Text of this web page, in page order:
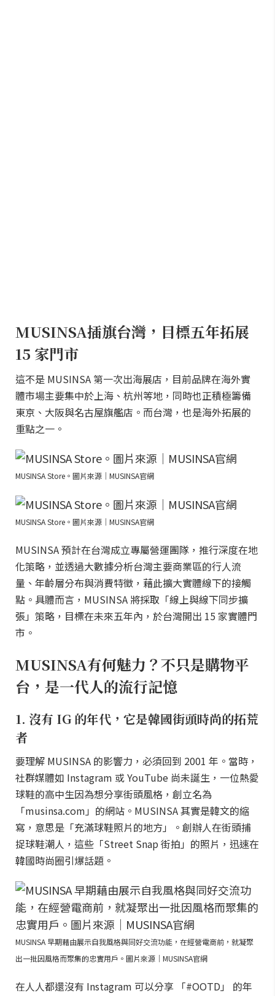
MUSINSA插旗台灣，目標五年拓展
15 家門市
這不是 MUSINSA 第一次出海展店，目前品牌在海外實
體市場主要集中於上海、杭州等地，同時也正積極籌備
東京、大阪與名古屋旗艦店。而台灣，也是海外拓展的
重點之一。
MUSINSA Store。圖片來源｜MUSINSA官網
MUSINSA Store。圖片來源｜MUSINSA官網
MUSINSA 預計在台灣成立專屬營運團隊，推行深度在地
化策略，並透過大數據分析台灣主要商業區的行人流
量、年齡層分布與消費特徵，藉此擴大實體線下的接觸
點。具體而言，MUSINSA 將採取「線上與線下同步擴
張」策略，目標在未來五年內，於台灣開出 15 家實體門
市。
MUSINSA有何魅力？不只是購物平
台，是一代人的流行記憶
1. 沒有 IG 的年代，它是韓國街頭時尚的拓荒
者
要理解 MUSINSA 的影響力，必須回到 2001 年。當時，
社群媒體如 Instagram 或 YouTube 尚未誕生，一位熱愛
球鞋的高中生因為想分享街頭風格，創立名為
「musinsa.com」的網站。MUSINSA 其實是韓文的縮
寫，意思是「充滿球鞋照片的地方」。創辦人在街頭捕
捉球鞋潮人，這些「Street Snap 街拍」的照片，迅速在
韓國時尚圈引爆話題。
MUSINSA 早期藉由展示自我風格與同好交流功能，在經營電商前，就凝聚
出一批因風格而聚集的忠實用戶。圖片來源｜MUSINSA官網
在人人都還沒有 Instagram 可以分享 「#OOTD」 的年